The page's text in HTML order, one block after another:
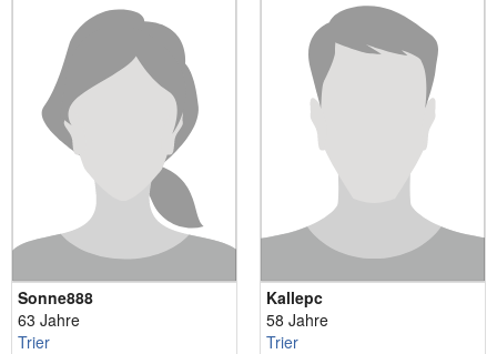
Sonne888
63 Jahre
Trier
Kallepc
58 Jahre
Trier